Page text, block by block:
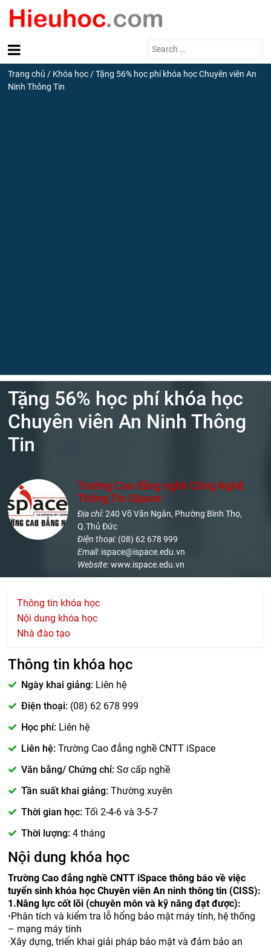
Search
Trang chủ / Khóa học /Tặng 56% học phí khóa học Chuyên viên An
Ninh Thông Tin
Tặng 56% học phí khóa học
Chuyên viên An Ninh Thông
Tin
Trường Cao đẳng nghề Công Nghệ
Thông Tin iSpace
Địa chỉ:240 Võ Văn Ngân, Phường Bình Thọ,
Q.Thủ Đức
Điện thoại: (08) 62 678 999
Email: ispace@ispace.edu.vn
Website:www.ispace.edu.vn
Thông tin khóa học
Nội dung khóa học
Nhà đào tạo
Thông tin khóa học
Ngày khai giảng: Liên hệ
Điện thoại: (08) 62 678 999
Học phí: Liên hệ
Liên hệ: Trường Cao đẳng nghề CNTT iSpace
Văn bằng/ Chứng chỉ: Sơ cấp nghề
Tần suất khai giảng: Thường xuyên
Thời gian học: Tối 2-4-6 và 3-5-7
Thời lượng: 4 tháng
Nội dung khóa học
Trường Cao đẳng nghề CNTT iSpace thông báo về việc
tuyển sinh khóa học Chuyên viên An ninh thông tin (CISS):
1.Năng lực cốt lõi (chuyên môn và kỹ năng đạt được):
·Phân tích và kiểm tra lỗ hổng bảo mật máy tính, hệ thống
– mạng máy tính
·Xây dựng, triển khai giải pháp bảo mật và đảm bảo an